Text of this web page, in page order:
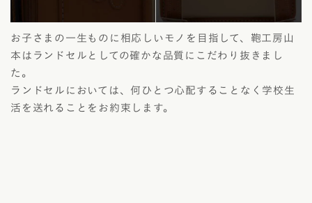
お子さまの一生ものに相応しいモノを目指して、鞄工房山
本はランドセルとしての確かな品質にこだわり抜きまし
た。
ランドセルにおいては、何ひとつ心配することなく学校生
活を送れることをお約束します。